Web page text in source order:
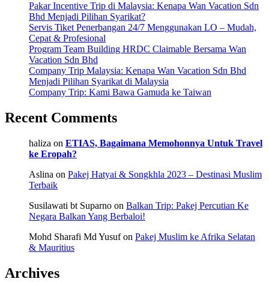
Pakar Incentive Trip di Malaysia: Kenapa Wan Vacation Sdn
Bhd Menjadi Pilihan Syarikat?
Servis Tiket Penerbangan 24/7 Menggunakan LO – Mudah,
Cepat & Profesional
Program Team Building HRDC Claimable Bersama Wan
Vacation Sdn Bhd
Company Trip Malaysia: Kenapa Wan Vacation Sdn Bhd
Menjadi Pilihan Syarikat di Malaysia
Company Trip: Kami Bawa Gamuda ke Taiwan
Recent Comments
haliza on ETIAS, Bagaimana Memohonnya Untuk Travel
ke Eropah?
Aslina on Pakej Hatyai & Songkhla 2023 – Destinasi Muslim
Terbaik
Susilawati bt Suparno on Balkan Trip: Pakej Percutian Ke
Negara Balkan Yang Berbaloi!
Mohd Sharafi Md Yusufon Pakej Muslim ke Afrika Selatan
& Mauritius
Archives